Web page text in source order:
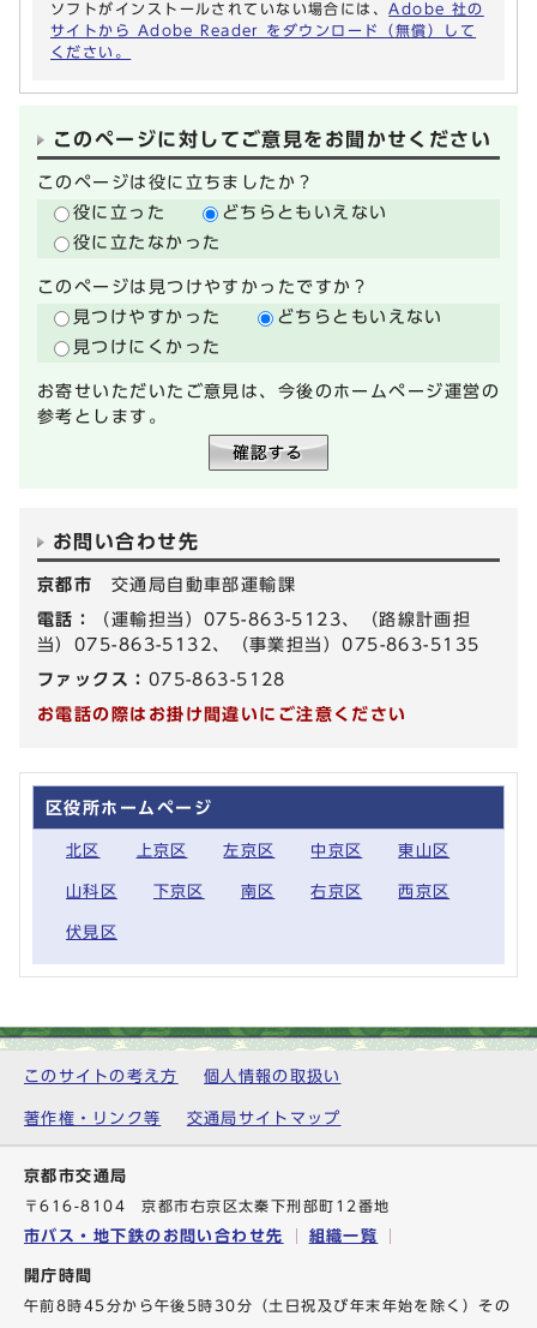
ソフトがインストールされていない場合には、 Adobe 社の
サイトから Adobe Reader をダウンロード（無償）して
ください。
このページに対してご意見をお聞かせください
このページは役に立ちましたか？
役に立った
どちらともいえない
役に立たなかった
このページは見つけやすかったですか？
見つけやすかった
どちらともいえない
見つけにくかった
お寄せいただいたご意見は、今後のホームページ運営の
参考とします。
お問い合わせ先
京都市 交通局自動車部運輸課
電話：
（運輸担当）075-863-5123、（路線計画担
当）075-863-5132、（事業担当）075-863-5135
ファックス： 075-863-5128
お電話の際はお掛け間違いにご注意ください
区役所ホームページ
北区 上京区 左京区 中京区 東山区
山科区 下京区 南区 右京区 西京区
伏見区
このサイトの考え方 個人情報の取扱い
著作権・リンク等 交通局サイトマップ
京都市交通局
〒616-8104 京都市右京区太秦下刑部町12番地
市バス・地下鉄のお問い合わせ先 組織一覧
開庁時間
午前8時45分から午後5時30分（土日祝及び年末年始を除く）その